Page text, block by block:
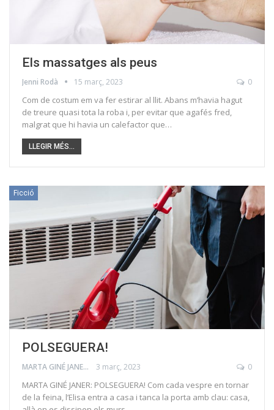
Els massatges als peus
Jenni Rodà 15 març, 2023 0
Com de costum em va fer estirar al llit. Abans m’havia hagut
de treure quasi tota la roba i, per evitar que agafés fred,
malgrat que hi havia un calefactor que…
LLEGIR MÉS...
Ficció
POLSEGUERA!
MARTA GINÉ JANER 3 març, 2023 0
MARTA GINÉ JANER: POLSEGUERA! Com cada vespre en tornar
de la feina, l’Elisa entra a casa i tanca la porta amb clau: casa,